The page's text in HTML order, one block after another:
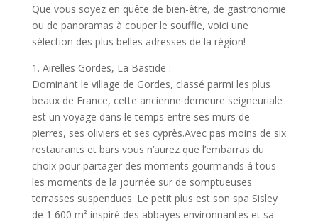
Que vous soyez en quête de bien-être, de gastronomie
ou de panoramas à couper le souffle, voici une
sélection des plus belles adresses de la région!
1. Airelles Gordes, La Bastide :
Dominant le village de Gordes, classé parmi les plus
beaux de France, cette ancienne demeure seigneuriale
est un voyage dans le temps entre ses murs de
pierres, ses oliviers et ses cyprès.Avec pas moins de six
restaurants et bars vous n’aurez que l’embarras du
choix pour partager des moments gourmands à tous
les moments de la journée sur de somptueuses
terrasses suspendues. Le petit plus est son spa Sisley
de 1 600 m² inspiré des abbayes environnantes et sa